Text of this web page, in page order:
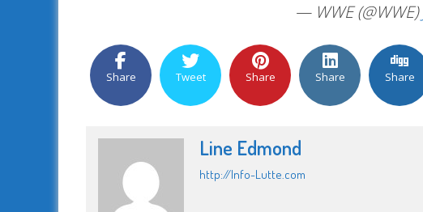
— WWE (@WWE)
Share Tweet Share Share Share
Line Edmond
http://Info-Lutte.com